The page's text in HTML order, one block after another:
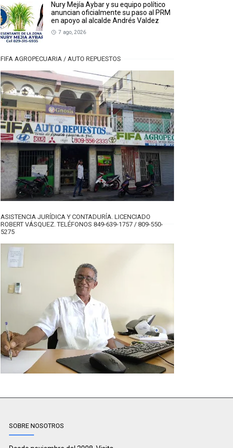
Nury Mejía Aybar y su equipo político
anuncian oficialmente su paso al PRM
en apoyo al alcalde Andrés Valdez
7 ago, 2026
FIFA AGROPECUARIA / AUTO REPUESTOS
ASISTENCIA JURÍDICA Y CONTADURÍA. LICENCIADO
ROBERT VÁSQUEZ. TELÉFONOS 849-639-1757 / 809-550-
5275
SOBRE NOSOTROS